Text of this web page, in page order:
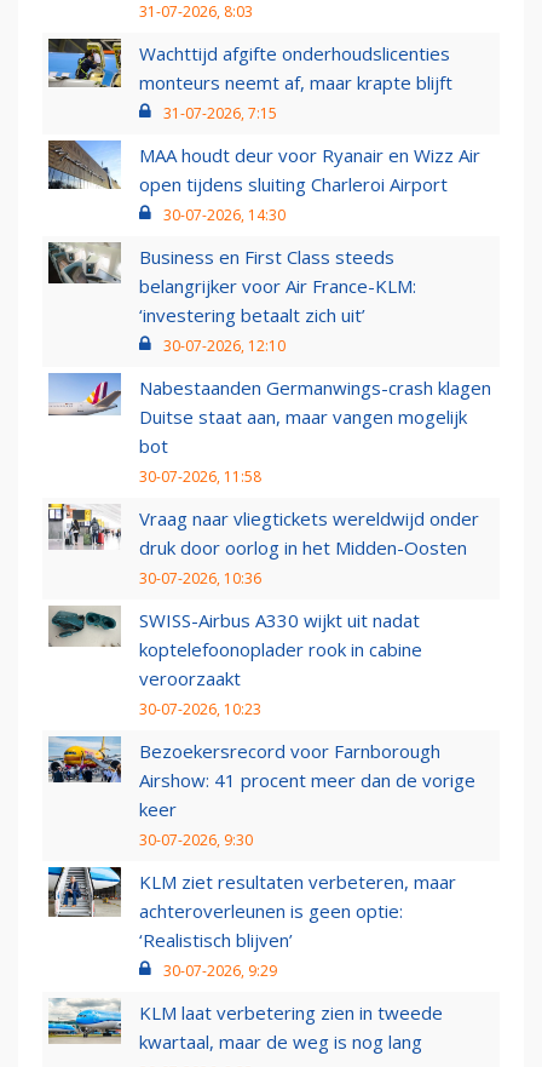
31-07-2026, 8:03
Wachttijd afgifte onderhoudslicenties
monteurs neemt af, maar krapte blijft
31-07-2026, 7:15
MAA houdt deur voor Ryanair en Wizz Air
open tijdens sluiting Charleroi Airport
30-07-2026, 14:30
Business en First Class steeds
belangrijker voor Air France-KLM:
‘investering betaalt zich uit’
30-07-2026, 12:10
Nabestaanden Germanwings-crash klagen
Duitse staat aan, maar vangen mogelijk
bot
30-07-2026, 11:58
Vraag naar vliegtickets wereldwijd onder
druk door oorlog in het Midden-Oosten
30-07-2026, 10:36
SWISS-Airbus A330 wijkt uit nadat
koptelefoonoplader rook in cabine
veroorzaakt
30-07-2026, 10:23
Bezoekersrecord voor Farnborough
Airshow: 41 procent meer dan de vorige
keer
30-07-2026, 9:30
KLM ziet resultaten verbeteren, maar
achteroverleunen is geen optie:
‘Realistisch blijven’
30-07-2026, 9:29
KLM laat verbetering zien in tweede
kwartaal, maar de weg is nog lang